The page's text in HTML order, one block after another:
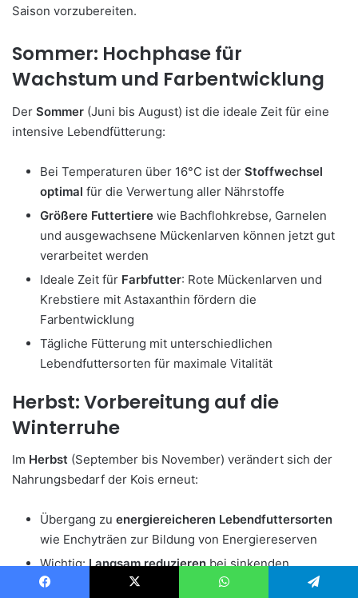
Saison vorzubereiten.
Sommer: Hochphase für
Wachstum und Farbentwicklung
Der Sommer (Juni bis August) ist die ideale Zeit für eine
intensive Lebendfütterung:
Bei Temperaturen über 16°C ist der Stoffwechsel
optimal für die Verwertung aller Nährstoffe
Größere Futtertiere wie Bachflohkrebse, Garnelen
und ausgewachsene Mückenlarven können jetzt gut
verarbeitet werden
Ideale Zeit für Farbfutter: Rote Mückenlarven und
Krebstiere mit Astaxanthin fördern die
Farbentwicklung
Tägliche Fütterung mit unterschiedlichen
Lebendfuttersorten für maximale Vitalität
Herbst: Vorbereitung auf die
Winterruhe
Im Herbst (September bis November) verändert sich der
Nahrungsbedarf der Kois erneut:
Übergang zu energiereicheren Lebendfuttersorten
wie Enchyträen zur Bildung von Energiereserven
Wichtig:Langsam reduzierenbei sinkenden
Temperaturen